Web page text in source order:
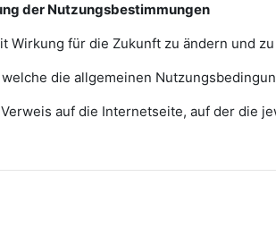
der Nutzungsbestimmungen
Wirkung für die Zukunft zu ändern und
die allgemeinen
auf die Internetseite, auf der die